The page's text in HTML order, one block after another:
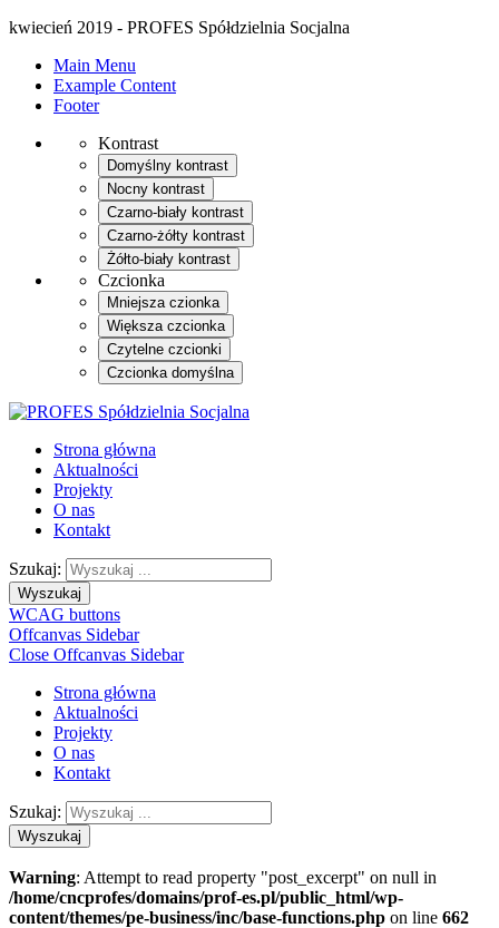
kwiecień 2019 - PROFES Spółdzielnia Socjalna
Main Menu
Example Content
Footer
Kontrast
Domyślny kontrast
Nocny kontrast
Czarno-biały kontrast
Czarno-żółty kontrast
Żółto-biały kontrast
Czcionka
Mniejsza czionka
Większa czcionka
Czytelne czcionki
Czcionka domyślna
Strona główna
Aktualności
Projekty
O nas
Kontakt
Szukaj:
Wyszukaj
WCAG buttons
Offcanvas Sidebar
Close Offcanvas Sidebar
Strona główna
Aktualności
Projekty
O nas
Kontakt
Szukaj:
Wyszukaj
Warning: Attempt to read property "post_excerpt" on null in
/home/cncprofes/domains/prof-es.pl/public_html/wp-
content/themes/pe-business/inc/base-functions.php on line 662